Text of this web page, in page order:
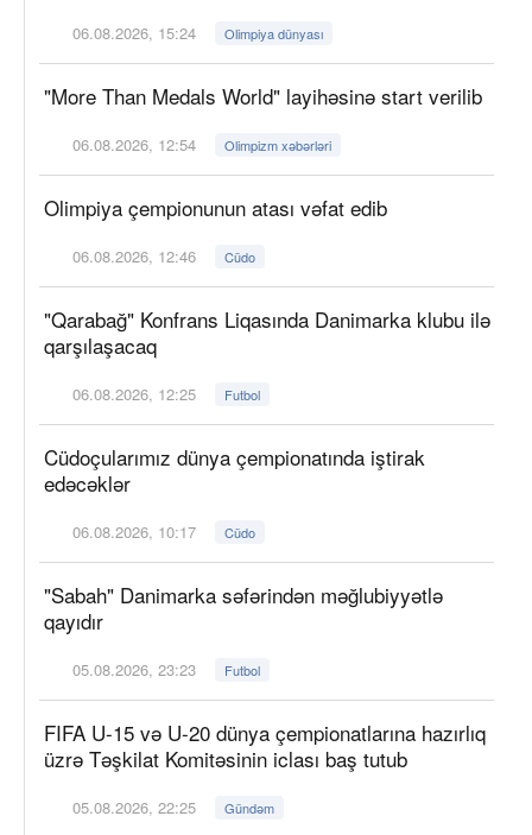
06.08.2026, 15:24 Olimpiya dünyası
"More Than Medals World" layihəsinə start verilib
06.08.2026, 12:54 Olimpizm xəbərləri
Olimpiya çempionunun atası vəfat edib
06.08.2026, 12:46 Cüdo
"Qarabağ" Konfrans Liqasında Danimarka klubu ilə
qarşılaşacaq
06.08.2026, 12:25 Futbol
Cüdoçularımız dünya çempionatında iştirak
edəcəklər
06.08.2026, 10:17 Cüdo
"Sabah" Danimarka səfərindən məğlubiyyətlə
qayıdır
05.08.2026, 23:23 Futbol
FIFA U-15 və U-20 dünya çempionatlarına hazırlıq
üzrə Təşkilat Komitəsinin iclası baş tutub
05.08.2026, 22:25 Gündəm